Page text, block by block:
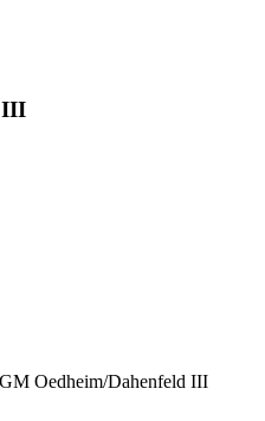
III
Oedheim/Dahenfeld III